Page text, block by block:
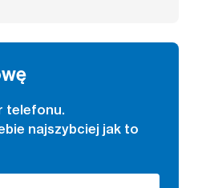
telefonu.
najszybciej jak to